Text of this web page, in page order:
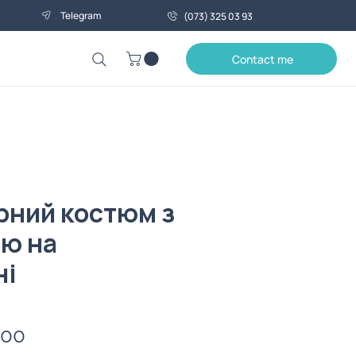
Telegram (073) 325 03 93
Contact me
костюм з
на
Price